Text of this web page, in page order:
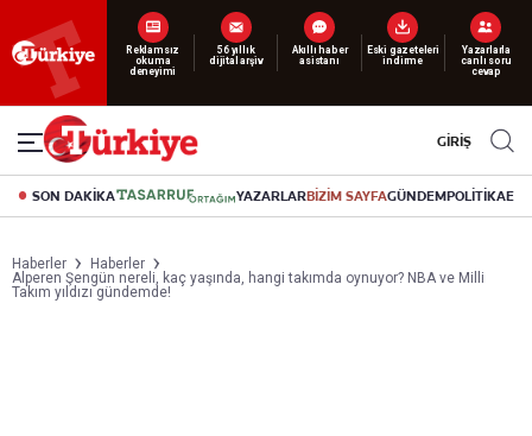
Yeni nesil dijital
abonelik 19 TL’den başlayan fiyatlarla.
GİRİŞ
SON DAKİKA YAZARLARBİZİM SAYFAGÜNDEMPOLİTİKA
Haberler
Haberler
Alperen Şengün nereli, kaç yaşında, hangi takımda oynuyor? NBA ve Milli
Takım yıldızı gündemde!